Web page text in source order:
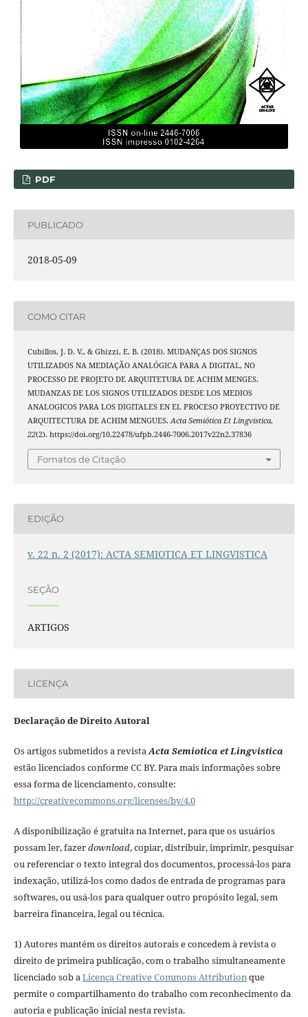
PDF
PUBLICADO
2018-05-09
COMO CITAR
Cubillos, J. D. V., & Ghizzi, E. B. (2018). MUDANÇAS DOS SIGNOS
UTILIZADOS NA MEDIAÇÃO ANALÓGICA PARA A DIGITAL, NO
PROCESSO DE PROJETO DE ARQUITETURA DE ACHIM MENGES.
MUDANZAS DE LOS SIGNOS UTILIZADOS DESDE LOS MEDIOS
ANALOGICOS PARA LOS DIGITALES EN EL PROCESO PROYECTIVO DE
ARQUITECTURA DE ACHIM MENGUES.Acta Semiótica Et Lingvistica,
22(2). https://doi.org/10.22478/ufpb.2446-7006.2017v22n2.37836
Fomatos de Citação
EDIÇÃO
v. 22 n. 2 (2017): ACTA SEMIOTICA ET LINGVISTICA
SEÇÃO
ARTIGOS
LICENÇA
Declaração de Direito Autoral
Os artigos submetidos a revistaActa Semiotica et Lingvistica
estão licenciados conforme CC BY. Para mais informações sobre
essa forma de licenciamento, consulte:
http://creativecommons.org/licenses/by/4.0
A disponibilização é gratuita na Internet, para que os usuários
possam ler, fazerdownload, copiar, distribuir, imprimir, pesquisar
ou referenciar o texto integral dos documentos, processá-los para
indexação, utilizá-los como dados de entrada de programas para
softwares, ou usá-los para qualquer outro propósito legal, sem
barreira financeira, legal ou técnica.
1) Autores mantém os direitos autorais e concedem à revista o
direito de primeira publicação, com o trabalho simultaneamente
licenciado sob aLicença Creative Commons Attributionque
permite o compartilhamento do trabalho com reconhecimento da
autoria e publicação inicial nesta revista.